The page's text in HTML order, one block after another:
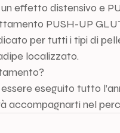
effetto distensivo e
PUSH-UP
per tutti i tipi di
localizzato.
eseguito tutto
accompagnarti nel